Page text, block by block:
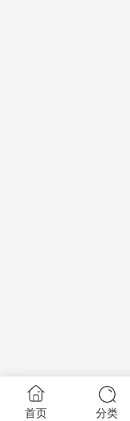
首页 分类